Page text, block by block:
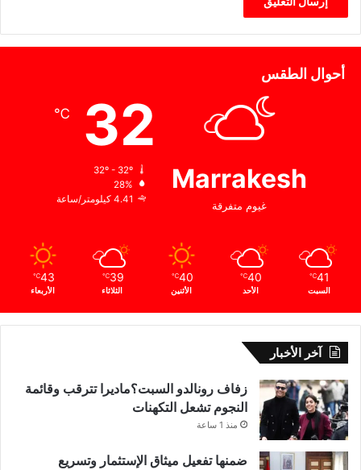
أحوال الطقس
Marrakesh
غيوم متفرقة
32
℃
28%
4.41 كيلومتر/ساعة
41
℃
السبت
40
℃
الأحد
40
℃
الأثنين
39
℃
الثلاثاء
43
℃
الأربعاء
آخر الأخبار
زفاف رونالدو السبت؟ماديرا تترقب وقائمة
النجوم تشعل التكهنات
منذ 1 ساعة
ضمنها تفعيل ميثاق الإستثمار وتسريع